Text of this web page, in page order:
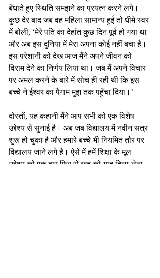
बँधाते हुए स्थिति समझने का प्रयत्न करने लगे।
कुछ देर बाद जब वह महिला सामान्य हुई तो धीमे स्वर
में बोली, ‘मेरे पति का देहांत कुछ दिन पूर्व हो गया था
और अब इस दुनिया में मेरा अपना कोई नहीं बचा है।
इस परेशानी को देख आज मैंने अपने जीवन को
विराम देने का निर्णय लिया था। जब मैं अपने विचार
पर अमल करने के बारे में सोच ही रही थी कि इस
बच्चे ने ईश्वर का पैग़ाम मुझ तक पहुँचा दिया।’
दोस्तों, यह कहानी मैंने आप सभी को एक विशेष
उद्देश्य से सुनाई है। अब जब विद्यालय में नवीन सत्र
शुरू हो चुका है और हमारे बच्चे भी नियमित तौर पर
विद्यालय जाने लगे है। ऐसे में हमें शिक्षा के मूल
उद्देश्य को एक बार फिर से खुद को याद दिला लेना